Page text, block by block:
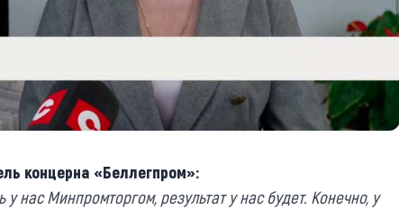
концерна «Беллегпром»:
у нас Минпромторгом, результат у нас будет. Конечно, у